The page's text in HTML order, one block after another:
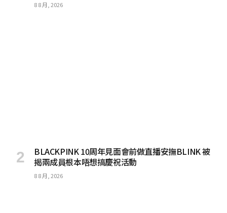
8 8 月, 2026
BLACKPINK 10周年見面會前做直播安撫BLINK 被
揭兩成員根本唔想搞慶祝活動
8 8 月, 2026